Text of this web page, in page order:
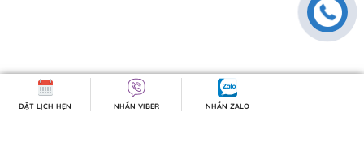
ĐẶT LỊCH HẸN NHẮN VIBER NHẮN ZALO